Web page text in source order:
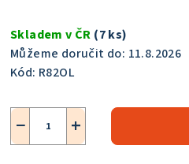
cena:
Skladem v ČR (7 ks)
Můžeme doručit do: 11.8.2026
Kód: R82OL
+
−